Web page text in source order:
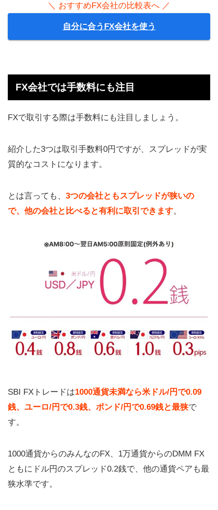
＼ おすすめFX会社の比較表へ ／
自分に合うFX会社を使う
FX会社では手数料にも注目
FXで取引する際は手数料にも注目しましょう。
紹介した3つは取引手数料0円ですが、スプレッドが実
質的なコストになります。
とは言っても、 3つの会社ともスプレッドが狭いの
で、他の会社と比べると有利に取引できます。
SBI FXトレードは1000通貨未満なら米ドル/円で0.09
銭、ユーロ/円で0.3銭、ポンド/円で0.69銭と最狭で
す。
1000通貨からのみんなのFX、1万通貨からのDMM FX
ともにドル円のスプレッド0.2銭で、他の通貨ペアも最
狭水準です。